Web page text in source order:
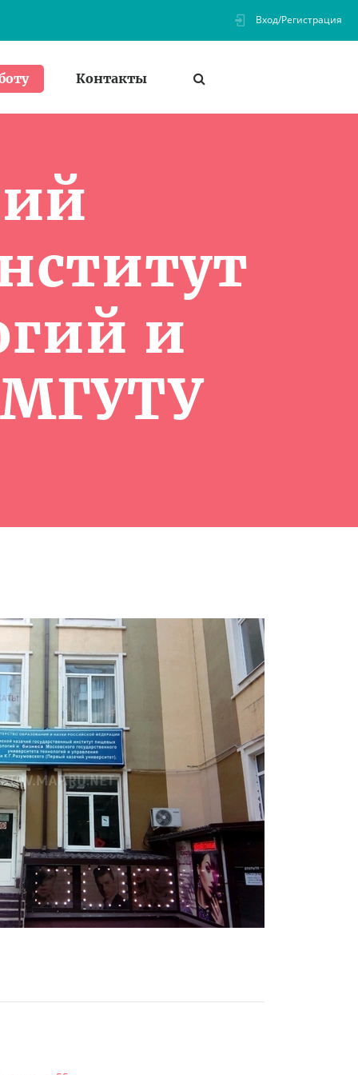
Вход/Регистрация
Контакты
и